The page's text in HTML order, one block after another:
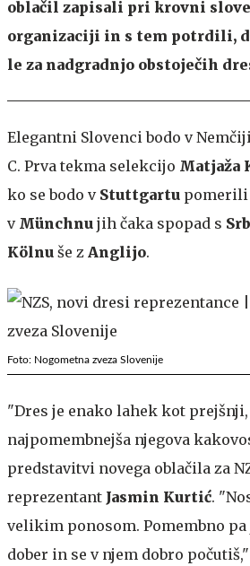
oblačil zapisali pri krovni
organizaciji in s tem potrdili,
le za nadgradnjo obstoječih
Elegantni Slovenci bodo v
C. Prva tekma selekcijo Matjaža
ko se bodo v Stuttgartu pomerili
v Münchnu jih čaka spopad s
Kölnu še z Anglijo.
Foto: Nogometna zveza Slovenije
"Dres je enako lahek kot prejšnji,
najpomembnejša njegova
predstavitvi novega oblačila za
reprezentant Jasmin Kurtić.
velikim ponosom. Pomembno pa
dober in se v njem dobro